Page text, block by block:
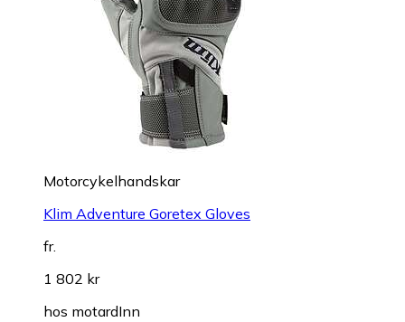
Motorcykelhandskar
Klim Adventure Goretex Gloves
fr.
1 802 kr
hos motardInn